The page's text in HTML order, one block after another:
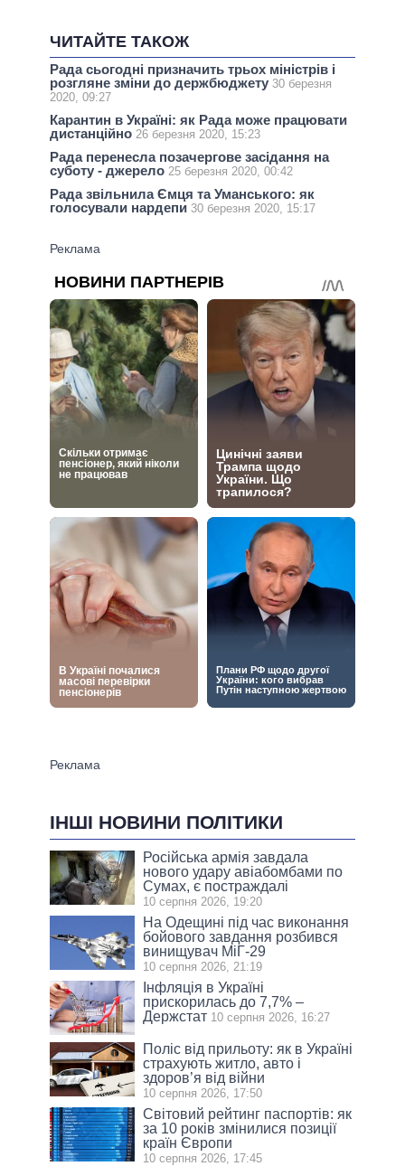
ЧИТАЙТЕ ТАКОЖ
Рада сьогодні призначить трьох міністрів і
розгляне зміни до держбюджету 30 березня
2020, 09:27
Карантин в Україні: як Рада може працювати
дистанційно 26 березня 2020, 15:23
Рада перенесла позачергове засідання на
суботу - джерело 25 березня 2020, 00:42
Рада звільнила Ємця та Уманського: як
голосували нардепи 30 березня 2020, 15:17
ІНШІ НОВИНИ ПОЛІТИКИ
Російська армія завдала
нового удару авіабомбами по
Сумах, є постраждалі
10 серпня 2026, 19:20
На Одещині під час виконання
бойового завдання розбився
винищувач МіГ-29
10 серпня 2026, 21:19
Інфляція в Україні
прискорилась до 7,7% –
Держстат 10 серпня 2026, 16:27
Поліс від прильоту: як в Україні
страхують житло, авто і
здоров’я від війни
10 серпня 2026, 17:50
Світовий рейтинг паспортів: як
за 10 років змінилися позиції
країн Європи
10 серпня 2026, 17:45